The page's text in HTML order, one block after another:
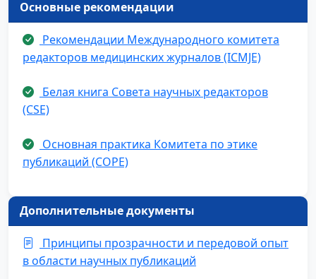
Основные рекомендации
Рекомендации Международного комитета
редакторов медицинских журналов (ICMJE)
Белая книга Совета научных редакторов
(CSE)
Основная практика Комитета по этике
публикаций (COPE)
Дополнительные документы
Принципы прозрачности и передовой опыт
в области научных публикаций